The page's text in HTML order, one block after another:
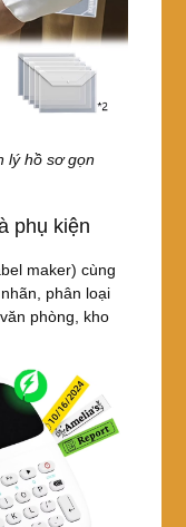
lý hồ sơ gọn
phụ kiện
maker) cùng
phân loại
phòng, kho